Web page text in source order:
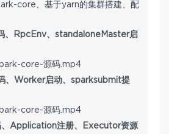
core、基于yarn的集群搭建、配
、RpcEnv、standaloneMaster启
core-源码.mp4
、Worker启动、sparksubmit提
core-源码.mp4
、Application注册、Executor资源